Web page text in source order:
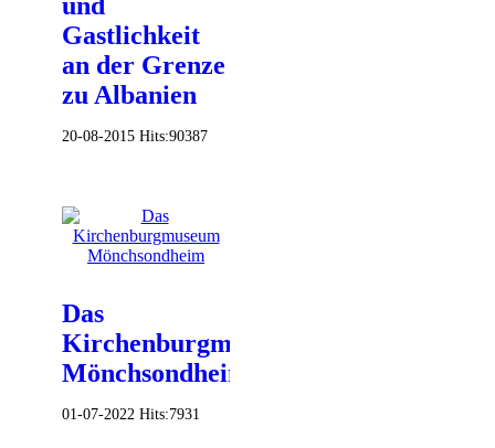
Gastlichkeit
an der Grenze
zu Albanien
20-08-2015 Hits:90387
Das
Kirchenburgmuseum
Mönchsondheim
01-07-2022 Hits:7931